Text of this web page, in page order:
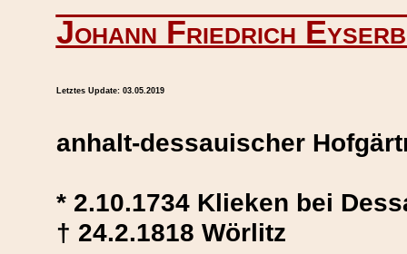
Johann Friedrich
Letztes Update: 03.05.2019
anhalt-dessauischer
* 2.10.1734 Klieken bei
† 24.2.1818 Wörlitz